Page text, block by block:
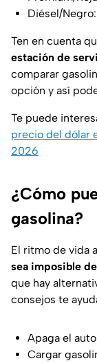
Diésel/
Ten en cuenta
estación de
comparar
opción y así
Te puede
precio del dólar
2026
¿Cómo
gasolina?
El ritmo de vida
sea imposible
que hay
consejos te
Apaga el
Cargar